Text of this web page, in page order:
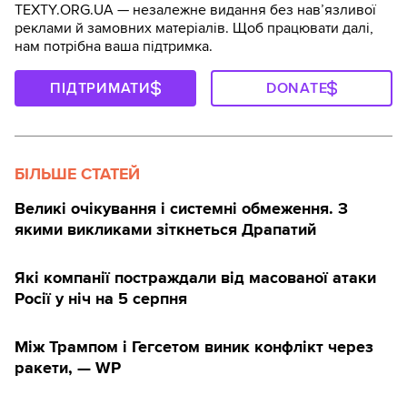
TEXTY.ORG.UA — незалежне видання без навʼязливої
реклами й замовних матеріалів. Щоб працювати далі,
нам потрібна ваша підтримка.
ПІДТРИМАТИ DONATE
БІЛЬШЕ СТАТЕЙ
Великі очікування і системні обмеження. З
якими викликами зіткнеться Драпатий
Які компанії постраждали від масованої атаки
Росії у ніч на 5 серпня
Між Трампом і Гегсетом виник конфлікт через
ракети, — WP